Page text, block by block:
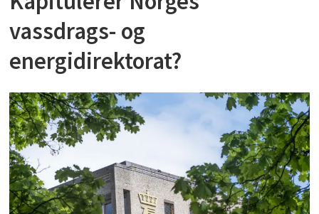
vassdrags- og
energidirektorat?